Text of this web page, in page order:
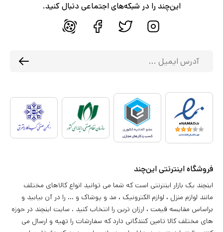
این‌چند را در شبکه‌های اجتماعی دنبال کنید.
فروشگاه اینترنتی این‌چند
اینچند یک بازار اینترنتی است که شما می توانید انواع کالاهای مختلف
مانند لوازم منزل ، لوازم الکترونیک ، مد و پوشاک و ... را در آن بیابید و
براساس مقایسه قیمت ، ارزان ترین را انتخاب کنید . سایت اینچند در حوزه
های مختلف کالا تامین کنندگانی دارد که سفارشات را تهیه و ارسال می